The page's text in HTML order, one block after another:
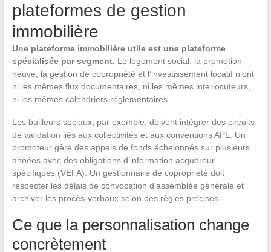
plateformes de gestion
immobilière
Une plateforme immobilière utile est une plateforme
spécialisée par segment. Le logement social, la promotion
neuve, la gestion de copropriété et l’investissement locatif n’ont
ni les mêmes flux documentaires, ni les mêmes interlocuteurs,
ni les mêmes calendriers réglementaires.
Les bailleurs sociaux, par exemple, doivent intégrer des circuits
de validation liés aux collectivités et aux conventions APL. Un
promoteur gère des appels de fonds échelonnés sur plusieurs
années avec des obligations d’information acquéreur
spécifiques (VEFA). Un gestionnaire de copropriété doit
respecter les délais de convocation d’assemblée générale et
archiver les procès-verbaux selon des règles précises.
Ce que la personnalisation change
concrètement